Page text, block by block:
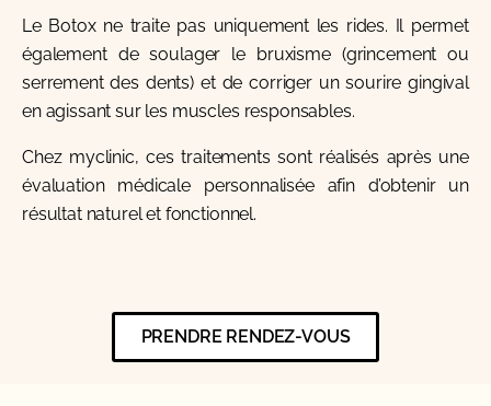
Le Botox ne traite pas uniquement les rides. Il permet
également de soulager le bruxisme (grincement ou
serrement des dents) et de corriger un sourire gingival
en agissant sur les muscles responsables.
Chez myclinic, ces traitements sont réalisés après une
évaluation médicale personnalisée afin d’obtenir un
résultat naturel et fonctionnel.
PRENDRE RENDEZ-VOUS